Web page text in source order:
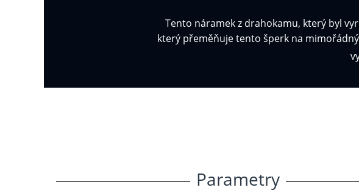
Tento náramek z drahokamu, který byl
který přeměňuje tento šperk na
Parametry